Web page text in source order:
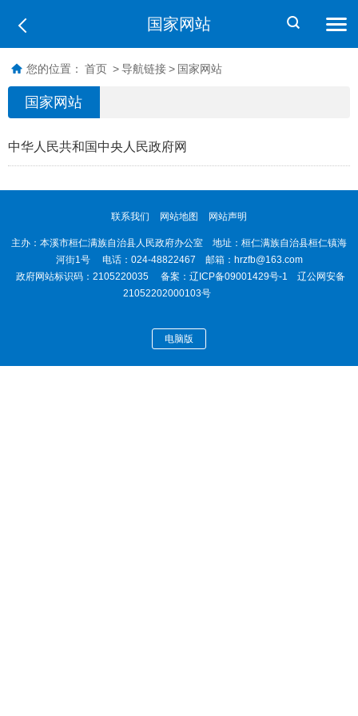
国家网站
您的位置： 首页 > 导航链接 > 国家网站
国家网站
中华人民共和国中央人民政府网
联系我们 网站地图 网站声明
主办：本溪市桓仁满族自治县人民政府办公室 地址：桓仁满族自治县桓仁镇海
河街1号 电话：024-48822467 邮箱：hrzfb@163.com
政府网站标识码：2105220035 备案： 辽ICP备09001429号-1
辽公网安备
21052202000103号
电脑版